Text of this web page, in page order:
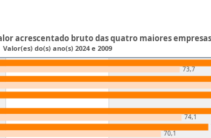
73,7
74,1
70,1
acrescentado bruto das quatro maiores
Valor(es) do(s) ano(s) 2024 e 2009